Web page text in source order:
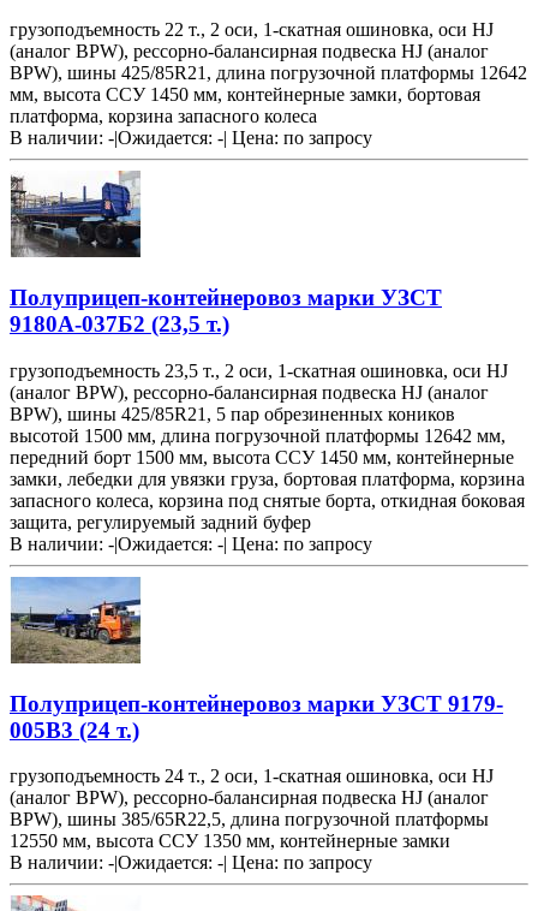
грузоподъемность 22 т., 2 оси, 1-скатная ошиновка, оси HJ
(аналог BPW), рессорно-балансирная подвеска HJ (аналог
BPW), шины 425/85R21, длина погрузочной платформы 12642
мм, высота ССУ 1450 мм, контейнерные замки, бортовая
платформа, корзина запасного колеса
В наличии: -Ожидается: - Цена: по запросу
Полуприцеп-контейнеровоз марки УЗСТ
9180А-037Б2 (23,5 т.)
грузоподъемность 23,5 т., 2 оси, 1-скатная ошиновка, оси HJ
(аналог BPW), рессорно-балансирная подвеска HJ (аналог
BPW), шины 425/85R21, 5 пар обрезиненных коников
высотой 1500 мм, длина погрузочной платформы 12642 мм,
передний борт 1500 мм, высота ССУ 1450 мм, контейнерные
замки, лебедки для увязки груза, бортовая платформа, корзина
запасного колеса, корзина под снятые борта, откидная боковая
защита, регулируемый задний буфер
В наличии: -|Ожидается: -| Цена: по запросу
Полуприцеп-контейнеровоз марки УЗСТ 9179-
005В3 (24 т.)
грузоподъемность 24 т., 2 оси, 1-скатная ошиновка, оси HJ
(аналог BPW), рессорно-балансирная подвеска HJ (аналог
BPW), шины 385/65R22,5, длина погрузочной платформы
12550 мм, высота ССУ 1350 мм, контейнерные замки
В наличии: -|Ожидается: -| Цена: по запросу